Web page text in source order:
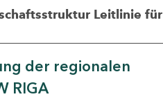
Leitlinie für
der regionalen
RIGA